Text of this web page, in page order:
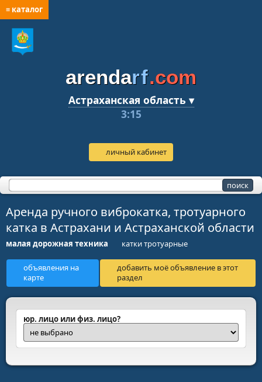
≡ каталог
arendarf.com
Астраханская область ▾
3:15
личный кабинет
Аренда ручного виброкатка, тротуарного
катка в Астрахани и Астраханской области
малая дорожная техника катки тротуарные
объявления на
карте
добавить моё объявление в этот
раздел
юр. лицо или физ. лицо?